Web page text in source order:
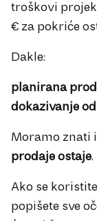
troškovi
€ za pokriće
Dakle:
planirana
dokazivanje
Moramo znati i
prodaje ostaje.
Ako se
popišete sve